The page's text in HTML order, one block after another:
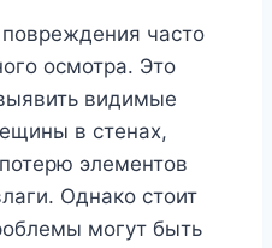
часто
осмотра. Это
видимые
в стенах,
элементов
Однако стоит
могут быть